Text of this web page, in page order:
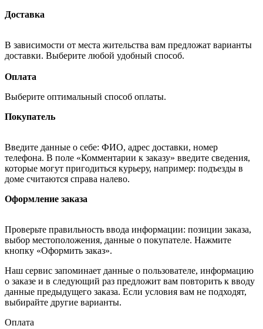
Доставка
В зависимости от места жительства вам предложат варианты
доставки. Выберите любой удобный способ.
Оплата
Выберите оптимальный способ оплаты.
Покупатель
Введите данные о себе: ФИО, адрес доставки, номер
телефона. В поле «Комментарии к заказу» введите сведения,
которые могут пригодиться курьеру, например: подъезды в
доме считаются справа налево.
Оформление заказа
Проверьте правильность ввода информации: позиции заказа,
выбор местоположения, данные о покупателе. Нажмите
кнопку «Оформить заказ».
Наш сервис запоминает данные о пользователе, информацию
о заказе и в следующий раз предложит вам повторить к вводу
данные предыдущего заказа. Если условия вам не подходят,
выбирайте другие варианты.
Оплата